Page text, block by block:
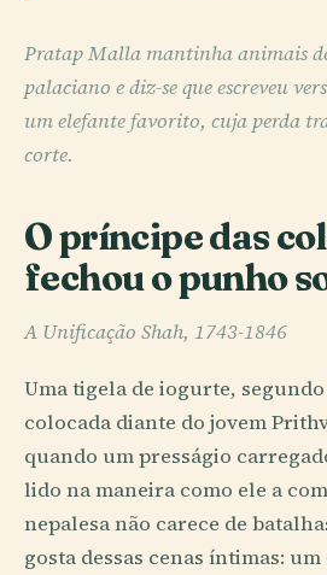
Pratap Malla mantinha animais
palaciano e diz-se que escreveu
um elefante favorito, cuja perda
corte.
O príncipe das
fechou o punho
A Unificação Shah, 1743-1846
Uma tigela de iogurte,
colocada diante do jovem
quando um presságio
lido na maneira como ele a
nepalesa não carece de
gosta dessas cenas íntimas: